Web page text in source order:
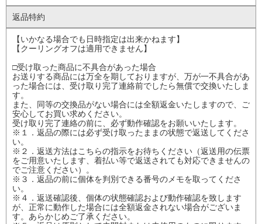
返品特約
【いかなる場合でも日時指定は出来かねます】
【クーリングオフは適用できません】
□受け取った商品に不具合があった場合
お送りする商品には万全を期しておりますが、万が一不具合があ
った場合には、受け取り完了連絡前でしたら無償で交換いたしま
す。
また、同等の交換品がない場合には全額返金いたしますので、ご
安心してお買い求めください。
受け取り完了連絡の前に、必ず動作確認をお願いいたします。
※１．返品の際には必ず受け取ったままの状態で返送してくださ
い。
※２．返送方法はこちらの指示をお待ちください（返送用の伝票
をご用意いたします、着払い等で返送されても対応できませんの
でご注意ください）。
※３．返品の前に個体を判別できる番号のメモを取ってくださ
い。
※４．返送確認後、個体の状態確認および動作確認を致します
が、正常に動作した場合には全額返金されない場合がございま
す。あらかじめご了承ください。